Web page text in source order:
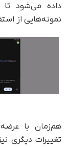
داده می‌شود
نمونه‌هایی از